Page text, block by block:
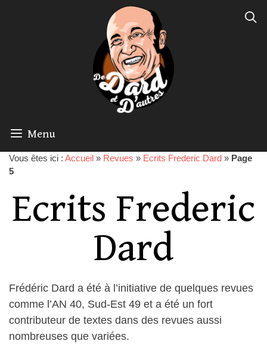
Menu
Vous êtes ici : Accueil » Revues » Ecrits Frederic Dard » Page
5
Ecrits Frederic
Dard
Frédéric Dard a été à l’initiative de quelques revues
comme l’AN 40, Sud-Est 49 et a été un fort
contributeur de textes dans des revues aussi
nombreuses que variées.